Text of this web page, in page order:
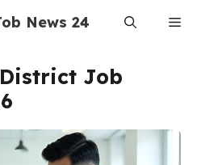
News 24
Job